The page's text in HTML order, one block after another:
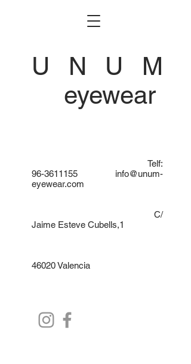
U N U M
eyewear
Telf:
96-3611155
info@unum-
eyewear.com
C/
Jaime Esteve Cubells,1
46020 Valencia